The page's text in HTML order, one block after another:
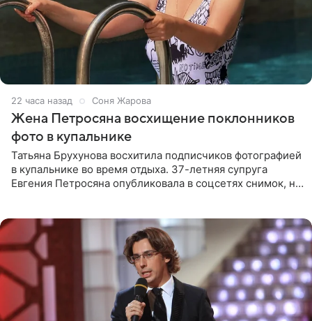
22 часа назад Соня Жарова
Жена Петросяна восхищение поклонников
фото в купальнике
Татьяна Брухунова восхитила подписчиков фотографией
в купальнике во время отдыха. 37-летняя супруга
Евгения Петросяна опубликовала в соцсетях снимок, на